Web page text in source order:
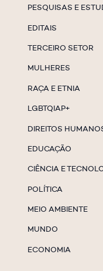
PESQUISAS E
EDITAIS
TERCEIRO SETOR
MULHERES
RAÇA E ETNIA
LGBTQIAP+
DIREITOS
EDUCAÇÃO
CIÊNCIA E
POLÍTICA
MEIO AMBIENTE
MUNDO
ECONOMIA